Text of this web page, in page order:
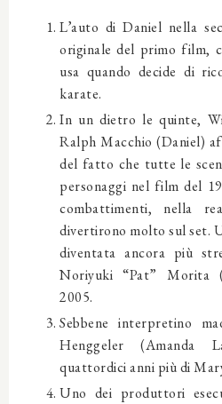
L’auto di Daniel nella
originale del primo film,
usa quando decide di
karate.
In un dietro le quinte,
Ralph Macchio (Daniel)
del fatto che tutte le
personaggi nel film del
combattimenti, nella
divertirono molto sul set.
diventata ancora più
Noriyuki “Pat” Morita
2005.
Sebbene interpretino
Henggeler (Amanda
quattordici anni più di
Uno dei produttori